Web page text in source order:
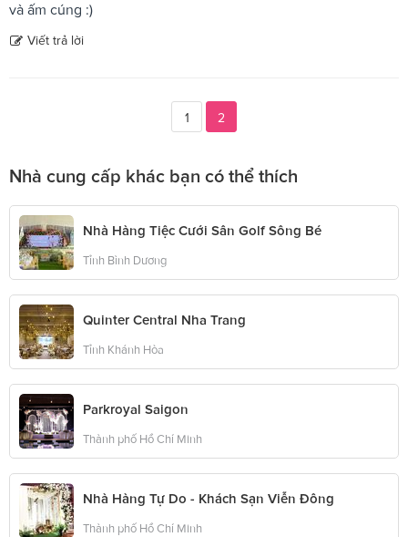
và ấm cúng :)
Viết trả lời
1 2
Nhà cung cấp khác bạn có thể thích
Nhà Hàng Tiệc Cưới Sân Golf Sông Bé
Tỉnh Bình Dương
Quinter Central Nha Trang
Tỉnh Khánh Hòa
Parkroyal Saigon
Thành phố Hồ Chí Minh
Nhà Hàng Tự Do - Khách Sạn Viễn Đông
Thành phố Hồ Chí Minh